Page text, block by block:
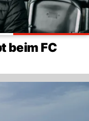
beim FC